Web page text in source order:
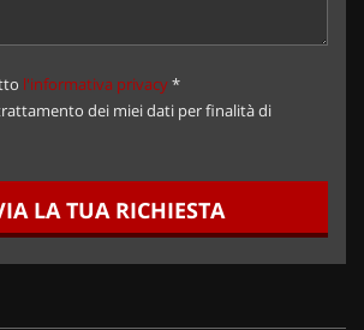
l'informativa privacy*
dei miei dati per finalità di
LA TUA RICHIESTA